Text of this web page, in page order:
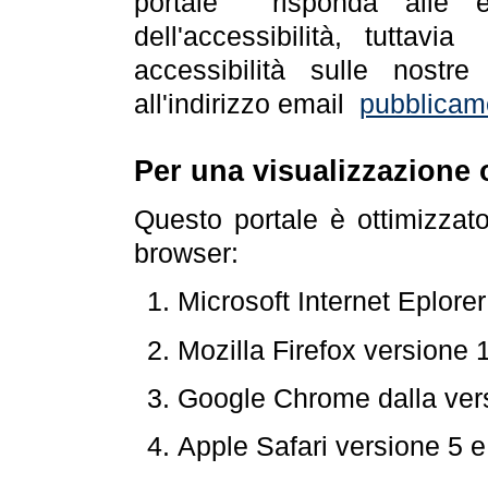
dell'accessibilità,
accessibilità sulle
all'indirizzo email
Per una visualizzazione
Questo portale è
browser:
Microsoft Internet
Mozilla Firefox versione
Google Chrome dalla
Apple Safari versione 5